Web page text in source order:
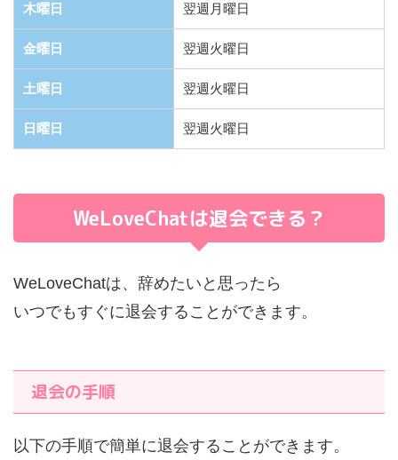
木曜日 翌週月曜日
金曜日 翌週火曜日
土曜日 翌週火曜日
日曜日 翌週火曜日
WeLoveChatは退会できる？
WeLoveChatは、辞めたいと思ったら
いつでもすぐに退会することができます。
退会の手順
以下の手順で簡単に退会することができます。